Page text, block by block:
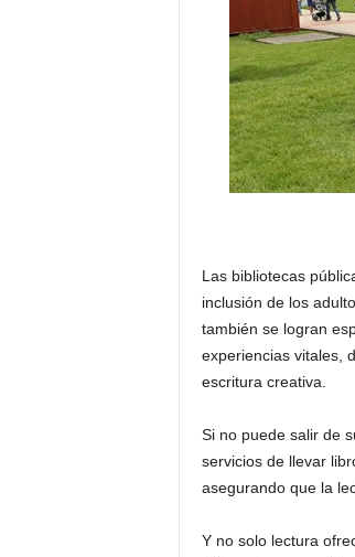
Las bibliotecas
inclusión de los
también se logran
experiencias vitales,
escritura creativa.
Si no puede salir de
servicios de llevar
asegurando que la
Y no solo lectura